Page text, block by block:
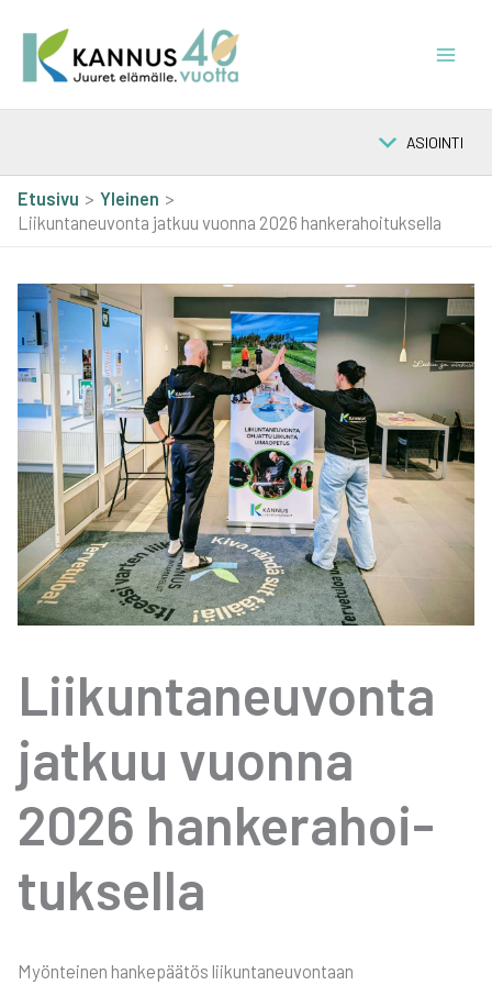
sisältöön
ASIOINTI
Etusivu
Yleinen
Liikuntaneuvonta jatkuu vuonna 2026 hankerahoituksella
Lii­kun­ta­neu­von­ta
jat­kuu vuon­na
2026 han­ke­ra­hoi­
tuk­sel­la
Myön­tei­nen han­ke­pää­tös lii­kun­ta­neu­von­taan